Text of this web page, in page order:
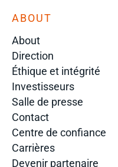
ABOUT
About
Direction
Éthique et intégrité
Investisseurs
Salle de presse
Contact
Centre de confiance
Carrières
Devenir partenaire